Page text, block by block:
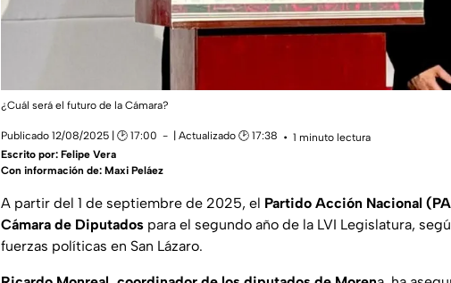
¿Cuál será el futuro de la Cámara?
Publicado 12/08/2025 | 🕑 17:00 | Actualizado 🕑 17:38
1 minuto lectura
Escrito por: Felipe Vera
Con información de: Maxi Peláez
A partir del 1 de septiembre de 2025, el Partido Acción Nacional
Cámara de Diputados para el segundo año de la LVI Legislatura,
fuerzas políticas en San Lázaro.